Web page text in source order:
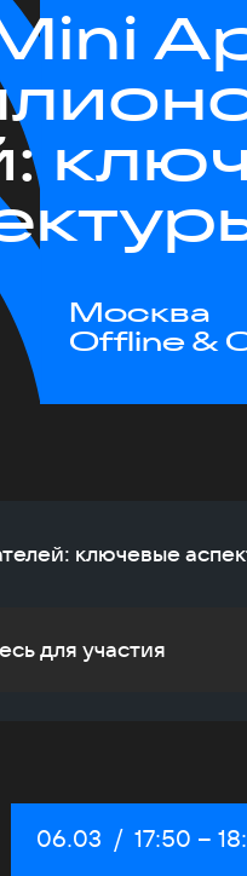
Москва
Offline &
ключевые
для участия
Дата:
06.03 / Начало:
17:50 –